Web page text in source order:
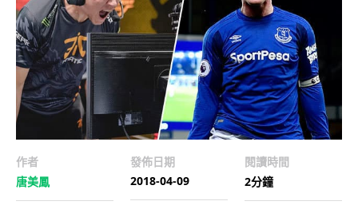
作者
唐美鳳
發佈日期
2018-04-09
閱讀時間
2分鐘